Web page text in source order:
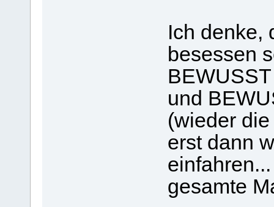
Ich denke,
besessen
und
(wieder
erst dann
gesamte